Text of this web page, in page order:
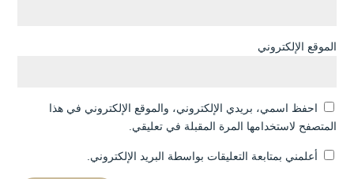
الموقع الإلكتروني
احفظ اسمي، بريدي الإلكتروني، والموقع الإلكتروني في هذا
المتصفح لاستخدامها المرة المقبلة في تعليقي.
أعلمني بمتابعة التعليقات بواسطة البريد الإلكتروني.